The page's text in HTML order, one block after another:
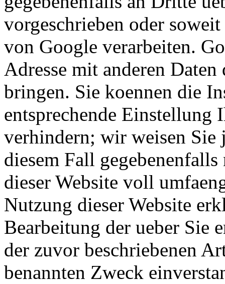
vorgeschrieben oder
von Google verarbeiten.
Adresse mit anderen
bringen. Sie koennen die
entsprechende Einstellung
verhindern; wir weisen Sie
diesem Fall
dieser Website voll
Nutzung dieser Website
Bearbeitung der ueber Sie
der zuvor beschriebenen
benannten Zweck